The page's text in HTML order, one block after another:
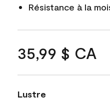
Résistance à la
35,99 $ CA
Lustre